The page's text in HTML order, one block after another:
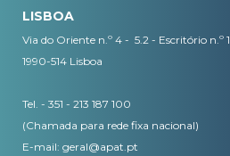
LISBOA
Via do Oriente n.º 4 - 5.2 - Escritório n.º 1
1990-514 Lisboa
Tel. - 351 - 213 187 100
(Chamada para rede fixa nacional)
E-mail: geral@apat.pt